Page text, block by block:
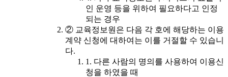
인 운영 등을 위하여 필요하다고 인정
되는 경우
② 교육정보원은 다음 각 호에 해당하는 이용
계약 신청에 대하여는 이를 거절할 수 있습니
다.
1. 다른 사람의 명의를 사용하여 이용신
청을 하였을 때